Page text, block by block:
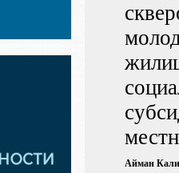
Айман